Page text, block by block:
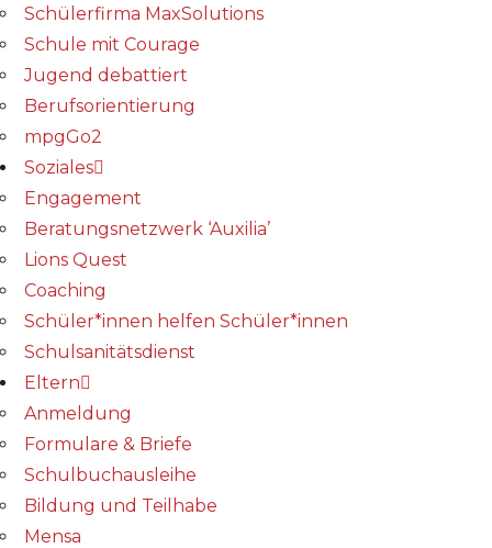
Schülerfirma MaxSolutions
Schule mit Courage
Jugend debattiert
Berufsorientierung
mpgGo2
Soziales
Engagement
Beratungsnetzwerk ‘Auxilia’
Lions Quest
Coaching
Schüler*innen helfen Schüler*innen
Schulsanitätsdienst
Eltern
Anmeldung
Formulare & Briefe
Schulbuchausleihe
Bildung und Teilhabe
Mensa